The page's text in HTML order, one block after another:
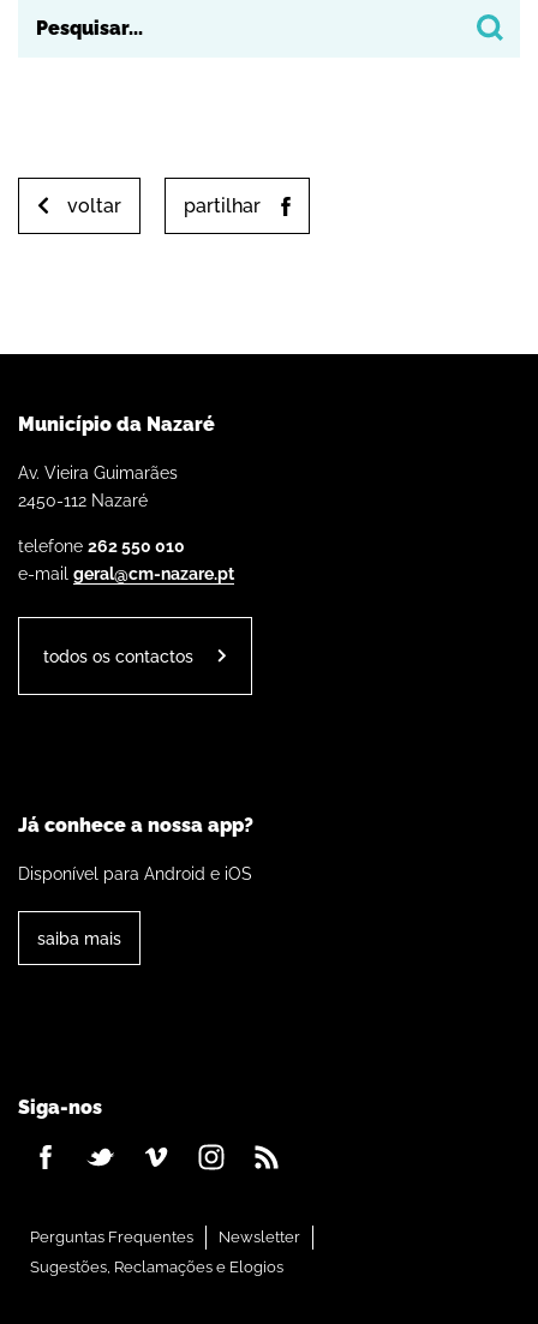
voltar partilhar
Município da Nazaré
Av. Vieira Guimarães
2450-112 Nazaré
telefone 262 550 010
e-mail geral@cm-nazare.pt
todos os contactos
Já conhece a nossa app?
Disponível para Android e iOS
saiba mais
Siga-nos
Perguntas Frequentes
Newsletter
Sugestões, Reclamações e Elogios